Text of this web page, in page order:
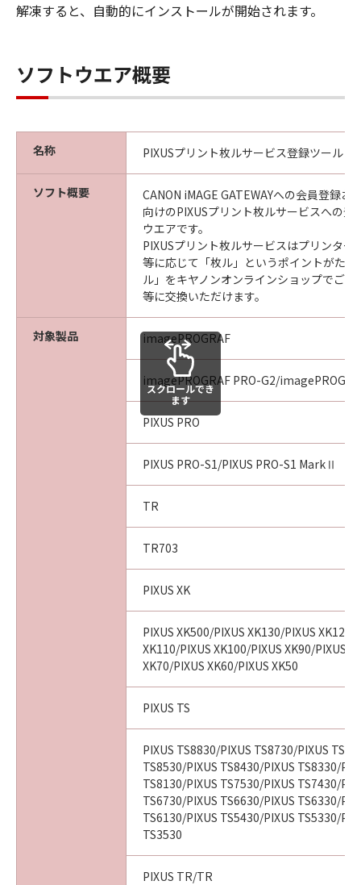
解凍すると、自動的にインストールが開始されます。
ソフトウエア概要
名称 PIXUSプリント枚ルサービス登録ツール
ソフト概要
CANON iMAGE GATEWAYへの会員登録お
向けのPIXUSプリント枚ルサービスへの登
ウエアです。
PIXUSプリント枚ルサービスはプリンター
等に応じて「枚ル」というポイントがたま
ル」をキヤノンオンラインショップでご
等に交換いただけます。
対象製品 imagePROGRAF
imagePROGRAF PRO-G2/
PIXUS PRO
PIXUS PRO-S1/PIXUS PRO-S1 MarkⅡ
TR
TR703
PIXUS XK
PIXUS XK500/PIXUS XK130/PIXUS XK120/
XK110/PIXUS XK100/PIXUS XK90/PIXUS
XK70/PIXUS XK60/PIXUS XK50
PIXUS TS
PIXUS TS8830/PIXUS TS8730/PIXUS
TS8530/PIXUS TS8430/PIXUS TS8330/
TS8130/PIXUS TS7530/PIXUS TS7430/
TS6730/PIXUS TS6630/PIXUS TS6330/
TS6130/PIXUS TS5430/PIXUS TS5330/
TS3530
PIXUS TR/TR
スクロールでき
ます